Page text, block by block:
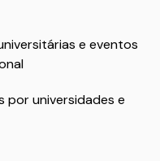
e eventos
por universidades e